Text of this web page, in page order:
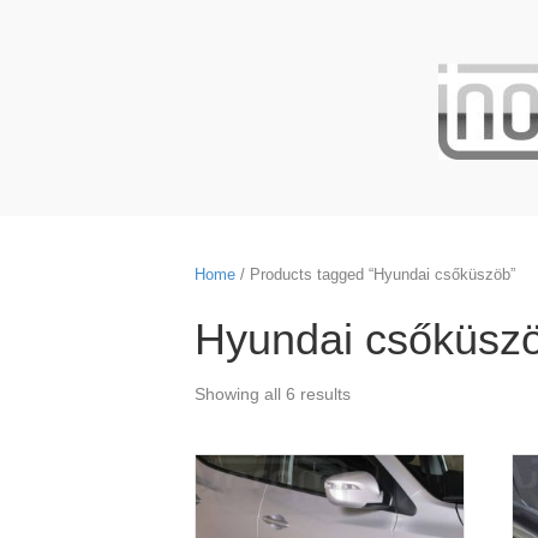
Home / Products tagged “Hyundai csőküszöb”
Hyundai
Showing all 6 results